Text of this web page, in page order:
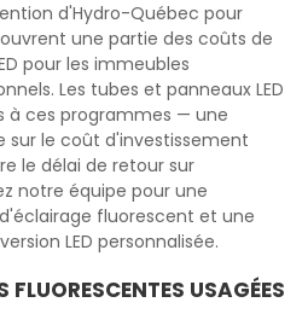
d'Hydro-Québec pour
une partie des coûts de
pour les immeubles
Les tubes et panneaux LED
à ces programmes — une
le coût d'investissement
le délai de retour sur
notre équipe pour une
fluorescent et une
LED personnalisée.
FLUORESCENTES USAGÉES